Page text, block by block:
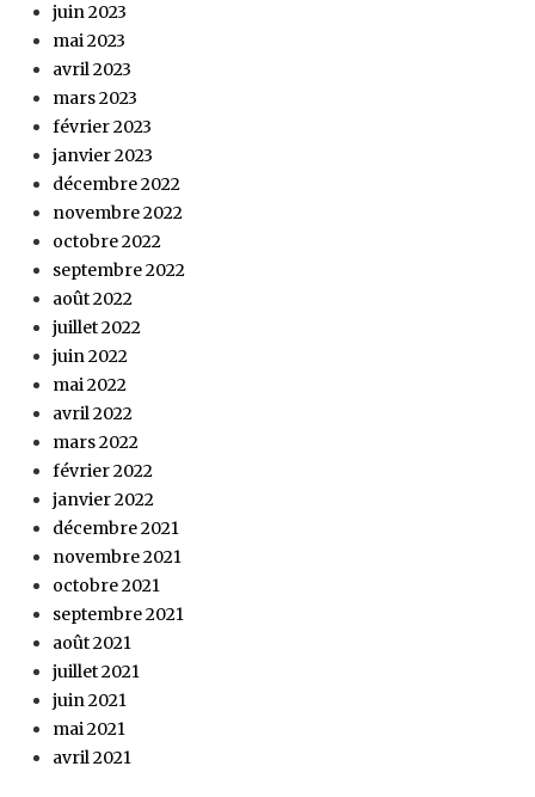
juin 2023
mai 2023
avril 2023
mars 2023
février 2023
janvier 2023
décembre 2022
novembre 2022
octobre 2022
septembre 2022
août 2022
juillet 2022
juin 2022
mai 2022
avril 2022
mars 2022
février 2022
janvier 2022
décembre 2021
novembre 2021
octobre 2021
septembre 2021
août 2021
juillet 2021
juin 2021
mai 2021
avril 2021